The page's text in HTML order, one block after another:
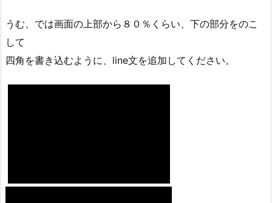
うむ、では画面の上部から８０％くらい、下の部分をのこ
して
四角を書き込むように、line文を追加してください。